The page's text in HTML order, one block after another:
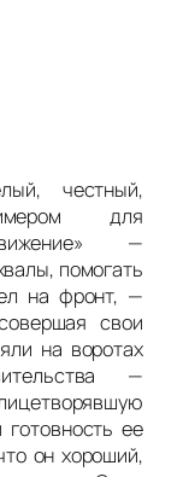
честный,
для
—
помогать
на фронт, —
свои
на воротах
—
ее
он хороший,